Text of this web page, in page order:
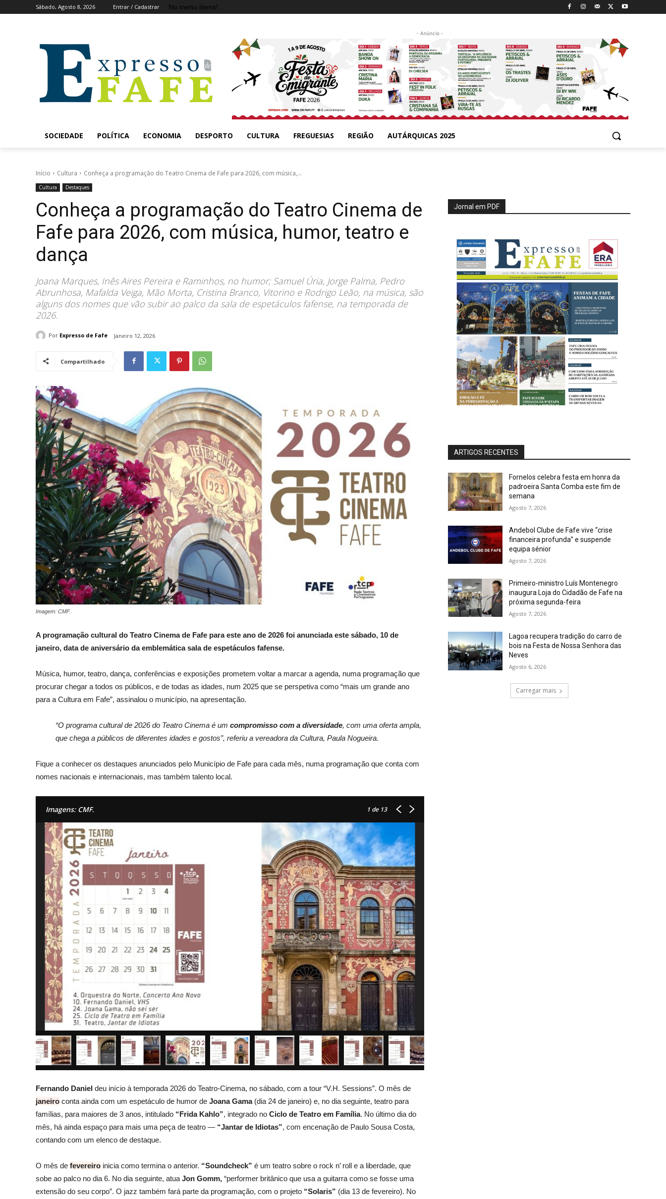
Sábado, Agosto 8, 2026 Entrar / Cadastrar No menu items!
- Anúncio -
SOCIEDADE POLÍTICA ECONOMIA DESPORTO CULTURA FREGUESIAS REGIÃO AUTÁRQUICAS 2025
Início Cultura Conheça a programação do Teatro Cinema de Fafe para 2026, com música,...
Cultura Destaques
Conheça a programação do Teatro Cinema de
Fafe para 2026, com música, humor, teatro e
dança
Joana Marques, Inês Aires Pereira e Raminhos, no humor; Samuel Úria, Jorge Palma, Pedro
Abrunhosa, Mafalda Veiga, Mão Morta, Cristina Branco, Vitorino e Rodrigo Leão, na música, são
alguns dos nomes que vão subir ao palco da sala de espetáculos fafense, na temporada de
2026.
Por Expresso de Fafe Janeiro 12, 2026
Compartilhado
Imagem: CMF.
A programação cultural do Teatro Cinema de Fafe para este ano de 2026 foi anunciada este sábado, 10 de
janeiro, data de aniversário da emblemática sala de espetáculos fafense.
Música, humor, teatro, dança, conferências e exposições prometem voltar a marcar a agenda, numa programação que
procurar chegar a todos os públicos, e de todas as idades, num 2025 que se perspetiva como “mais um grande ano
para a Cultura em Fafe”, assinalou o município, na apresentação.
“O programa cultural de 2026 do Teatro Cinema é um compromisso com a diversidade, com uma oferta ampla,
que chega a públicos de diferentes idades e gostos”, referiu a vereadora da Cultura, Paula Nogueira.
Fique a conhecer os destaques anunciados pelo Município de Fafe para cada mês, numa programação que conta com
nomes nacionais e internacionais, mas também talento local.
Imagens: CMF. 1 de 13
Fernando Daniel deu início à temporada 2026 do Teatro-Cinema, no sábado, com a tour “V.H. Sessions”. O mês de
janeiro conta ainda com um espetáculo de humor de Joana Gama(dia 24 de janeiro) e, no dia seguinte, teatro para
famílias, para maiores de 3 anos, intitulado “Frida Kahlo”, integrado no Ciclo de Teatro em Família. No último dia do
mês, há ainda espaço para mais uma peça de teatro — “Jantar de Idiotas”, com encenação de Paulo Sousa Costa,
contando com um elenco de destaque.
O mês de fevereiro inicia como termina o anterior. “Soundcheck” é um teatro sobre o rock n’ roll e a liberdade, que
sobe ao palco no dia 6. No dia seguinte, atua Jon Gomm, “performer britânico que usa a guitarra como se fosse uma
extensão do seu corpo”. O jazz também fará parte da programação, com o projeto “Solaris” (dia 13 de fevereiro). No
Jornal em PDF
ARTIGOS RECENTES
Fornelos celebra festa em honra da
padroeira Santa Comba este fim de
semana
Agosto 7, 2026
Andebol Clube de Fafe vive “crise
financeira profunda” e suspende
equipa sénior
Agosto 7, 2026
Primeiro-ministro Luís Montenegro
inaugura Loja do Cidadão de Fafe na
próxima segunda-feira
Agosto 7, 2026
Lagoa recupera tradição do carro de
bois na Festa de Nossa Senhora das
Neves
Agosto 6, 2026
Carregar mais